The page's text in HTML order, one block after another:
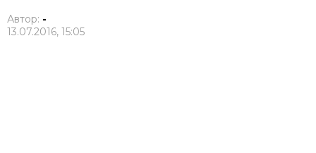
Автор: -
13.07.2016, 15:05